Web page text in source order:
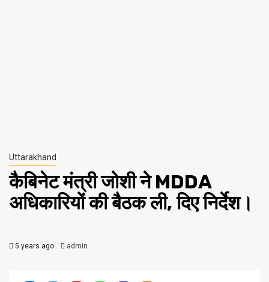
Uttarakhand
कैबिनेट मंत्री जोशी ने MDDA
अधिकारियों की बैठक ली, दिए निर्देश।
5 years ago admin